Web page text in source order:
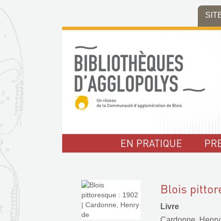
menu
contenu
la
EN PRATIQUE
Blois
Livre